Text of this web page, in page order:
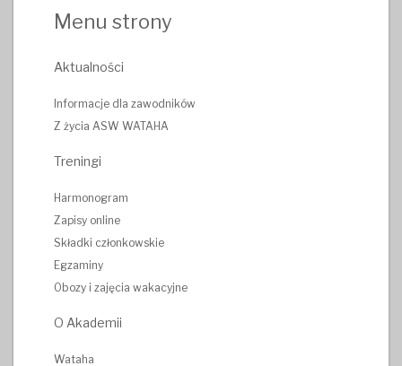
Menu strony
Aktualności
Informacje dla zawodników
Z życia ASW WATAHA
Treningi
Harmonogram
Zapisy online
Składki członkowskie
Egzaminy
Obozy i zajęcia wakacyjne
O Akademii
Wataha